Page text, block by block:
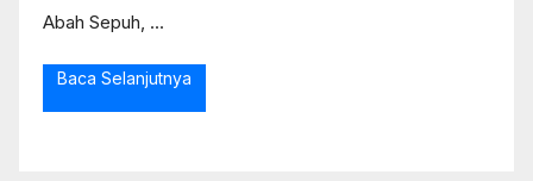
Abah Sepuh, ...
Baca Selanjutnya